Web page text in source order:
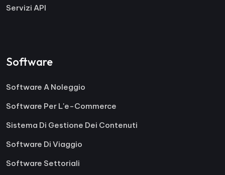
Servizi API
Software
Software A Noleggio
Software Per L'e-Commerce
Sistema Di Gestione Dei Contenuti
Software Di Viaggio
Software Settoriali